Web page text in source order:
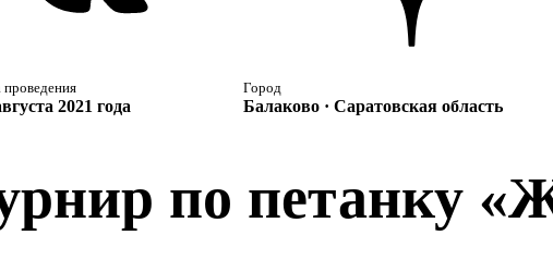
проведения
2021 года
Город
Балаково · Саратовская область
по петанку